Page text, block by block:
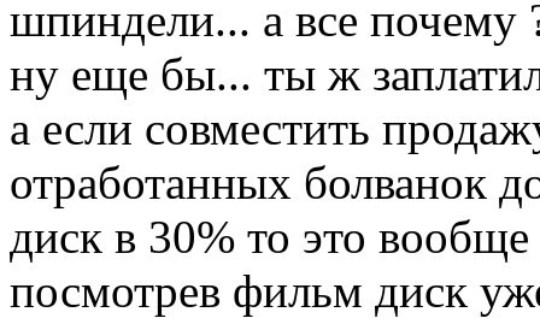
шпиндели... а все почему
ну еще бы... ты ж
а если совместить
отработанных болванок
диск в 30% то это
посмотрев фильм диск